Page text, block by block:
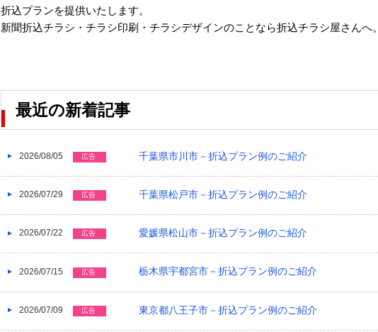
折込プランを提供いたします。
新聞折込チラシ・チラシ印刷・チラシデザインのことなら折込チラシ屋さんへ。
最近の新着記事
2026/08/05 広告 千葉県市川市－折込プラン例のご紹介
2026/07/29 広告 千葉県松戸市－折込プラン例のご紹介
2026/07/22 広告 愛媛県松山市－折込プラン例のご紹介
2026/07/15 広告 栃木県宇都宮市－折込プラン例のご紹介
2026/07/09 広告 東京都八王子市－折込プラン例のご紹介